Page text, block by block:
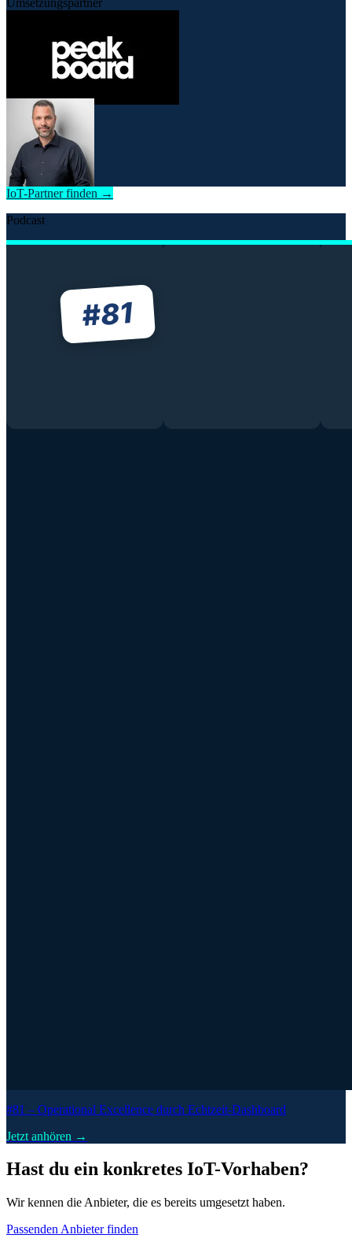
IoT-Partner finden →
Podcast
#81
#81 – Operational Excellence durch Echtzeit-Dashboard
Jetzt anhören →
Hast du ein konkretes IoT-Vorhaben?
Wir kennen die Anbieter, die es bereits umgesetzt haben.
Passenden Anbieter finden